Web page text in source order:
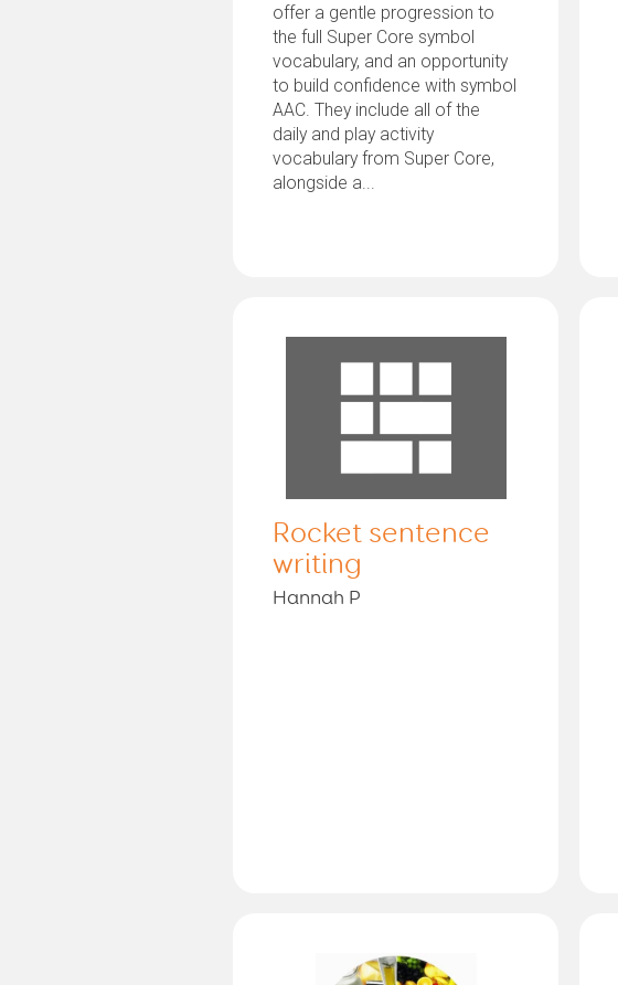
offer a gentle progression to
the full Super Core symbol
vocabulary, and an opportunity
to build confidence with symbol
AAC. They include all of the
daily and play activity
vocabulary from Super Core,
alongside a...
Rocket sentence
writing
Hannah P